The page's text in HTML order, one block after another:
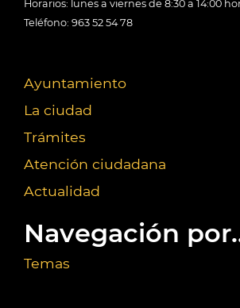
Horarios: lunes a viernes de 8:30 a 14:00
Teléfono: 963 52 54 78
Ayuntamiento
La ciudad
Trámites
Atención ciudadana
Actualidad
Navegación
Temas